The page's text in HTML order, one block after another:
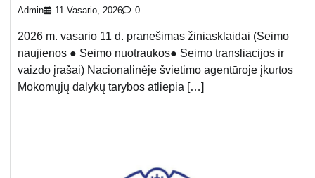
Admin 11 Vasario, 2026 0
2026 m. vasario 11 d. pranešimas žiniasklaidai (Seimo
naujienos ● Seimo nuotraukos● Seimo transliacijos ir
vaizdo įrašai) Nacionalinėje švietimo agentūroje įkurtos
Mokomųjų dalykų tarybos atliepia […]